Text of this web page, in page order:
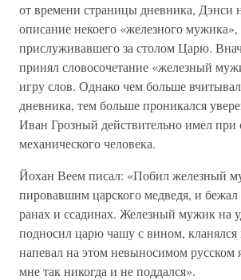
от времени страницы дневника, Дэнси
описание некоего «железного мужика»,
прислуживавшего за столом Царю.
принял словосочетание «железный
игру слов. Однако чем больше
дневника, тем больше проникался
Иван Грозный действительно имел при
механического человека.
Йохан Веем писал: «Побил железный
пировавшим царского медведя, и бежал
ранах и ссадинах. Железный мужик на
подносил царю чашу с вином, кланялся
напевал на этом невыносимом русском
мне так никогда и не поддался».